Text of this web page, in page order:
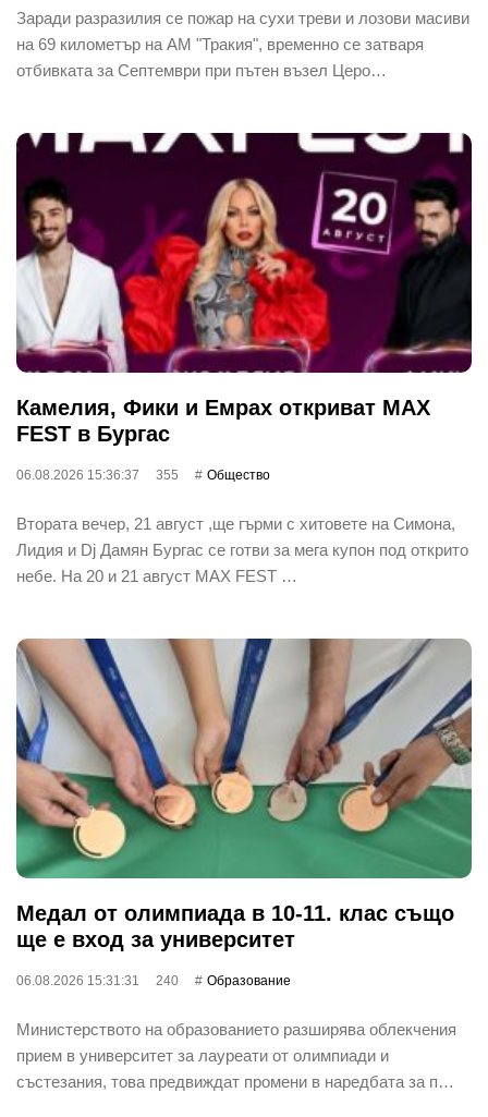
Заради разразилия се пожар на сухи треви и лозови масиви
на 69 километър на АМ "Тракия", временно се затваря
отбивката за Септември при пътен възел Церо…
Камелия, Фики и Емрах откриват MAX
FEST в Бургас
06.08.2026 15:36:37 355 Общество
Втората вечер, 21 август ,ще гърми с хитовете на Симона,
Лидия и Dj Дамян Бургас се готви за мега купон под открито
небе. На 20 и 21 август MAX FEST …
Медал от олимпиада в 10-11. клас също
ще е вход за университет
06.08.2026 15:31:31 240 Oбразование
Министерството на образованието разширява облекчения
прием в университет за лауреати от олимпиади и
състезания, това предвиждат промени в наредбата за п…